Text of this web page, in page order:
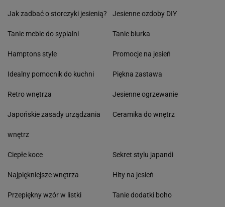
Jak zadbać o storczyki jesienią?
Tanie meble do sypialni
Hamptons style
Idealny pomocnik do kuchni
Retro wnętrza
Japońskie zasady urządzania
wnętrz
Jesienne ozdoby DIY
Tanie biurka
Promocje na jesień
Piękna zastawa
Jesienne ogrzewanie
Ceramika do wnętrz
Ciepłe koce
Najpiękniejsze wnętrza
Przepiękny wzór w listki
Sekret stylu japandi
Hity na jesień
Tanie dodatki boho